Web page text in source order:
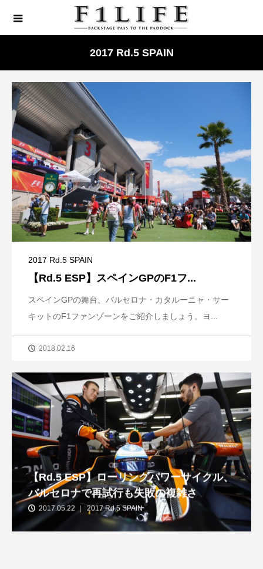
2017 Rd.5 SPAIN
2017 Rd.5 SPAIN
【Rd.5 ESP】スペインGPのF1フ...
スペインGPの舞台、バルセロナ・カタルーニャ・サー
キットのF1ファンゾーンをご紹介しましょう。ヨ...
2018.02.16
【Rd.5 ESP】ローリングパワーサイクル、
バルセロナで再試行も失敗の複雑さ
2017.05.22 2017 Rd.5 SPAIN